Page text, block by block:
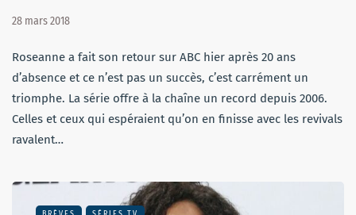
28 mars 2018
Roseanne a fait son retour sur ABC hier après 20 ans
d’absence et ce n’est pas un succès, c’est carrément un
triomphe. La série offre à la chaîne un record depuis 2006.
Celles et ceux qui espéraient qu’on en finisse avec les revivals
ravalent…